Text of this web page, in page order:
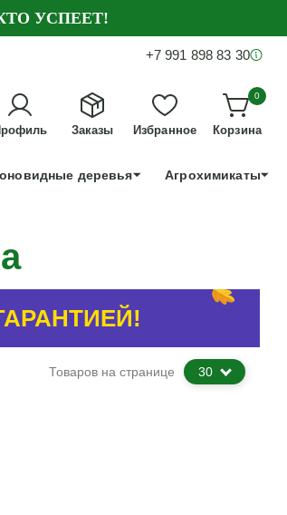
УСПЕЕТ!
+7 991 898 83 30
Заказы Избранное
0
Корзина
деревья Агрохимикаты
Товаров на странице 30